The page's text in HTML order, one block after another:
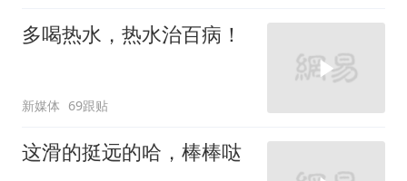
多喝热水，热水治百病！
新媒体 69跟贴
这滑的挺远的哈，棒棒哒